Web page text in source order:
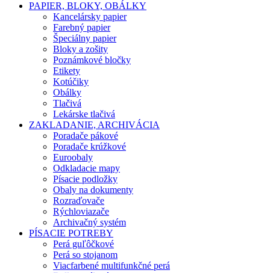
PAPIER, BLOKY, OBÁLKY
Kancelársky papier
Farebný papier
Špeciálny papier
Bloky a zošity
Poznámkové bločky
Etikety
Kotúčiky
Obálky
Tlačivá
Lekárske tlačivá
ZAKLADANIE, ARCHIVÁCIA
Poradače pákové
Poradače krúžkové
Euroobaly
Odkladacie mapy
Písacie podložky
Obaly na dokumenty
Rozraďovače
Rýchloviazače
Archivačný systém
PÍSACIE POTREBY
Perá guľôčkové
Perá so stojanom
Viacfarbené multifunkčné perá